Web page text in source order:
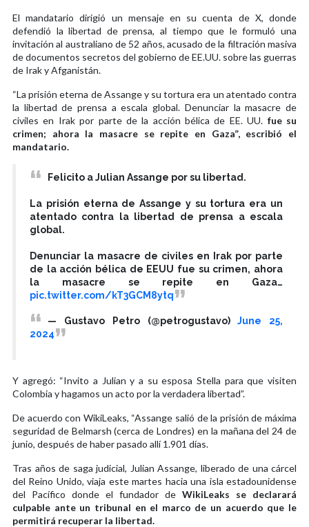
El mandatario dirigió un mensaje en su cuenta de X, donde
defendió la libertad de prensa, al tiempo que le formuló una
invitación al australiano de 52 años, acusado de la filtración masiva
de documentos secretos del gobierno de EE.UU. sobre las guerras
de Irak y Afganistán.
“La prisión eterna de Assange y su tortura era un atentado contra
la libertad de prensa a escala global. Denunciar la masacre de
civiles en Irak por parte de la acción bélica de EE. UU. fue su
crimen; ahora la masacre se repite en Gaza”, escribió el
mandatario.
Felicito a Julian Assange por su libertad.
La prisión eterna de Assange y su tortura era un
atentado contra la libertad de prensa a escala
global.
Denunciar la masacre de civiles en Irak por parte
de la acción bélica de EEUU fue su crimen, ahora
la masacre se repite en Gaza…
pic.twitter.com/kT3GCM8ytq
— Gustavo Petro (@petrogustavo)June 25,
2024
Y agregó: “Invito a Julian y a su esposa Stella para que visiten
Colombia y hagamos un acto por la verdadera libertad”.
De acuerdo con WikiLeaks, “Assange salió de la prisión de máxima
seguridad de Belmarsh (cerca de Londres) en la mañana del 24 de
junio, después de haber pasado allí 1.901 días.
Tras años de saga judicial, Julian Assange, liberado de una cárcel
del Reino Unido, viaja este martes hacia una isla estadounidense
del Pacífico donde el fundador de WikiLeaks se declarará
culpable ante un tribunal en el marco de un acuerdo que le
permitirá recuperar la libertad.